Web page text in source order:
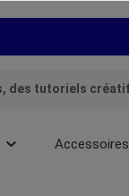
Accessoires